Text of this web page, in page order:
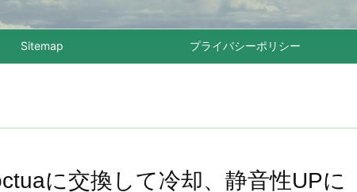
Sitemap プライバシーポリシー
に交換して冷却、静音性UPに